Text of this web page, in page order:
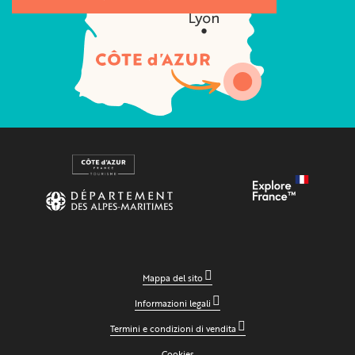
Mappa del sito
Informazioni legali
Termini e condizioni di vendita